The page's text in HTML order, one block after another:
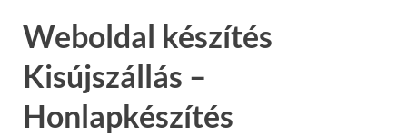
Weboldal készítés
Kisújszállás –
Honlapkészítés